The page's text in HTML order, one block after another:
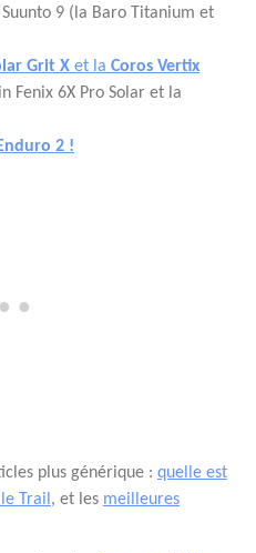
9 (la Baro Titanium et
Grit X et la Coros Vertix
Fenix 6X Pro Solar et la
2 !
plus générique : quelle est
Trail , et les meilleures